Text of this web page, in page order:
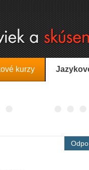
kurzy